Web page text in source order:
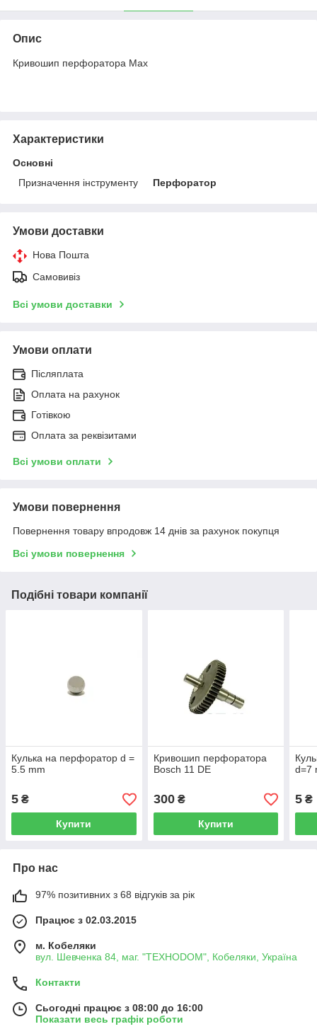
Опис
Кривошип перфоратора Max
Характеристики
Основні
Призначення інструменту
Перфоратор
Умови доставки
Нова Пошта
Самовивіз
Всі умови доставки
Умови оплати
Післяплата
Оплата на рахунок
Готівкою
Оплата за реквізитами
Всі умови оплати
Умови повернення
Повернення товару впродовж 14 днів за рахунок покупця
Всі умови повернення
Подібні товари компанії
Кулька на перфоратор d =
5.5 mm
5 ₴
Купити
Кривошип перфоратора
Bosch 11 DE
300₴
Купити
d=7
5 ₴
Про нас
97% позитивних з 68 відгуків за рік
Працює з 02.03.2015
м. Кобеляки
вул. Шевченка 84, маг. "ТЕХНОDOM", Кобеляки, Україна
Контакти
Сьогодні працює з 08:00 до 16:00
Показати весь графік роботи